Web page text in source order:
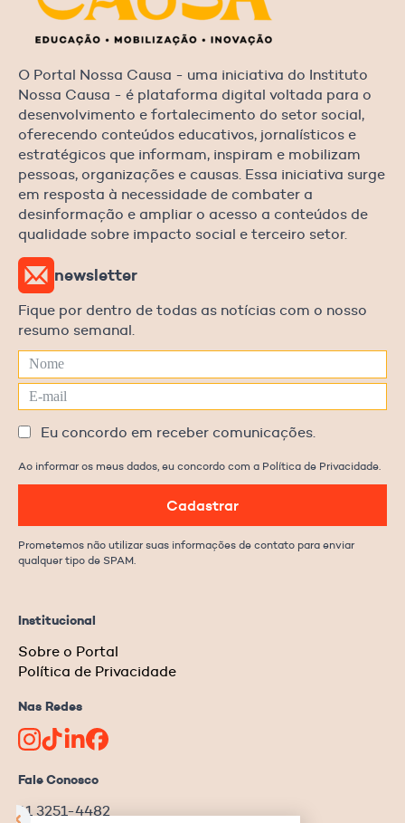
O Portal Nossa Causa - uma iniciativa do Instituto
Nossa Causa - é plataforma digital voltada para o
desenvolvimento e fortalecimento do setor social,
oferecendo conteúdos educativos, jornalísticos e
estratégicos que informam, inspiram e mobilizam
pessoas, organizações e causas. Essa iniciativa surge
em resposta à necessidade de combater a
desinformação e ampliar o acesso a conteúdos de
qualidade sobre impacto social e terceiro setor.
Institucional
Sobre o Portal
Política de Privacidade
Nas Redes
Fale Conosco
11 3251-4482
newsletter
Fique por dentro de todas as notícias com o nosso
resumo semanal.
Eu concordo em receber comunicações.
Ao informar os meus dados, eu concordo com a Política de Privacidade.
Cadastrar
Prometemos não utilizar suas informações de contato para enviar
qualquer tipo de SPAM.